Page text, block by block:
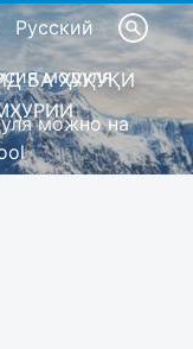
Русский
модуля
можно на
БА ҲУҚУҚИ